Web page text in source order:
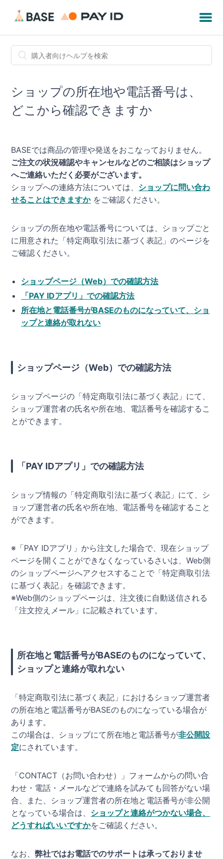
ショップの所在地や電話番号は、
どこから確認できますか
BASEでは商品の管理や発送をおこなっておりません。
ご注文の状況確認やキャンセルなどのご相談はショップ
へご連絡いただく必要がございます。
ショップへの連絡方法については、 ショップに問い合わ
せることはできますかをご確認ください。
ショップの所在地や電話番号については、ショップごと
に用意された「特定商取引法に基づく表記」のページを
ご確認ください。
ショップページ（Web）での確認方法
「PAY IDアプリ」での確認方法
所在地と電話番号がBASEのものになっていて、ショ
ップと連絡が取れない
ショップページ（Web）での確認方法
ショップページの「特定商取引法に基づく表記」にて、
ショップ運営者の氏名や所在地、電話番号を確認するこ
とができます。
「PAY IDアプリ」での確認方法
ショップ情報の「特定商取引法に基づく表記」にて、シ
ョップ運営者の氏名や所在地、電話番号を確認すること
ができます。
※「PAY IDアプリ」から注文した場合で、現在ショップ
ページを開くことができなくなっているさいは、Web側
のショップページへアクセスすることで「特定商取引法
に基づく表記」を確認できます。
※Web側のショップページは、注文後に自動送信される
「注文控えメール」に記載されています。
所在地と電話番号がBASEのものになっていて、
ショップと連絡が取れない
「特定商取引法に基づく表記」におけるショップ運営者
の所在地と電話番号がBASEのものになっている場合が
あります。
この場合は、ショップにて所在地と電話番号が非公開設
定にされています。
「CONTACT（お問い合わせ）」フォームからの問い合
わせ・電話・メールなどで連絡を試みても回答がない場
合、また、ショップ運営者の所在地と電話番号が非公開
となっている場合は、 ショップと連絡がつかない場合、
どうすればいいですかをご確認ください。
なお、弊社ではお電話でのサポートは承っておりませ